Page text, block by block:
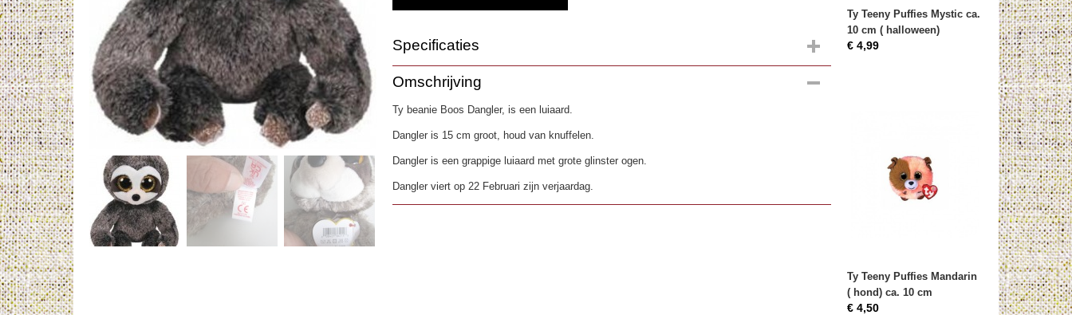
Specificaties
Productcode
EAN code
Omschrijving
Ty beanie Boos Dangler, is een luiaard.
Dangler is 15 cm groot, houd van knuffelen.
Dangler is een grappige luiaard met grote glinster ogen.
Dangler viert op 22 Februari zijn verjaardag.
Ty Teeny Puffies Mystic ca.
10 cm ( halloween)
€ 4,99
Ty Teeny Puffies Mandarin
( hond) ca. 10 cm
€ 4,50